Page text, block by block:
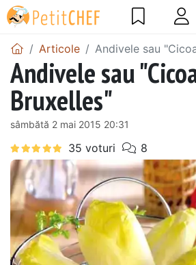
Articole Andivele sau
Andivele sau
Bruxelles"
sâmbătă 2 mai 2015 20:31